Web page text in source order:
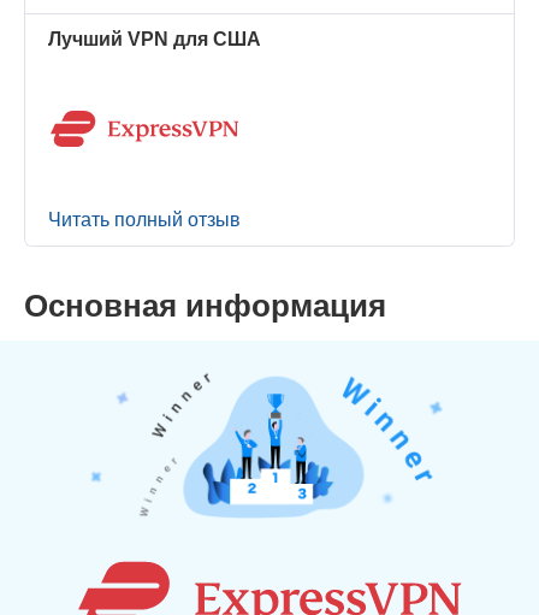
Лучший VPN для США
Читать полный отзыв
Основная информация